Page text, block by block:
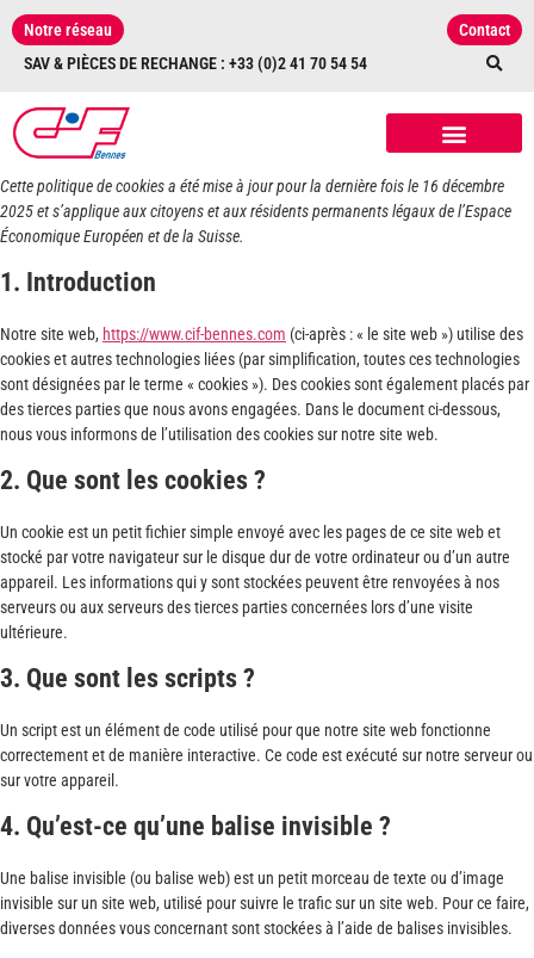
Notre réseau
Contact
SAV & PIÈCES DE RECHANGE : +33 (0)2 41 70 54 54
Cette politique de cookies a été mise à jour pour la dernière fois le 16 décembre
2025 et s’applique aux citoyens et aux résidents permanents légaux de l’Espace
Économique Européen et de la Suisse.
1. Introduction
Notre site web, https://www.cif-bennes.com (ci-après : « le site web ») utilise des
cookies et autres technologies liées (par simplification, toutes ces technologies
sont désignées par le terme « cookies »). Des cookies sont également placés par
des tierces parties que nous avons engagées. Dans le document ci-dessous,
nous vous informons de l’utilisation des cookies sur notre site web.
2. Que sont les cookies ?
Un cookie est un petit fichier simple envoyé avec les pages de ce site web et
stocké par votre navigateur sur le disque dur de votre ordinateur ou d’un autre
appareil. Les informations qui y sont stockées peuvent être renvoyées à nos
serveurs ou aux serveurs des tierces parties concernées lors d’une visite
ultérieure.
3. Que sont les scripts ?
Un script est un élément de code utilisé pour que notre site web fonctionne
correctement et de manière interactive. Ce code est exécuté sur notre serveur ou
sur votre appareil.
4. Qu’est-ce qu’une balise invisible ?
Une balise invisible (ou balise web) est un petit morceau de texte ou d’image
invisible sur un site web, utilisé pour suivre le trafic sur un site web. Pour ce faire,
diverses données vous concernant sont stockées à l’aide de balises invisibles.